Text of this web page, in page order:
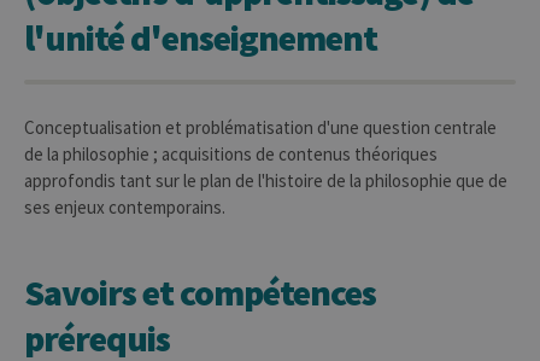
l'unité d'enseignement
Conceptualisation et problématisation d'une question centrale
de la philosophie ; acquisitions de contenus théoriques
approfondis tant sur le plan de l'histoire de la philosophie que de
ses enjeux contemporains.
Savoirs et compétences
prérequis